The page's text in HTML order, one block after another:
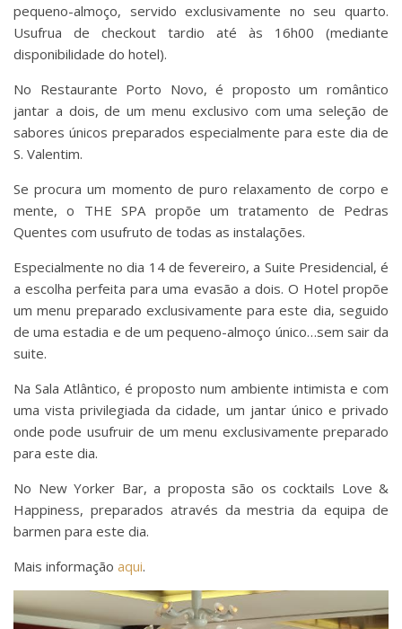
pequeno-almoço, servido exclusivamente no seu quarto.
Usufrua de checkout tardio até às 16h00 (mediante
disponibilidade do hotel).
No Restaurante Porto Novo, é proposto um romântico
jantar a dois, de um menu exclusivo com uma seleção de
sabores únicos preparados especialmente para este dia de
S. Valentim.
Se procura um momento de puro relaxamento de corpo e
mente, o THE SPA propõe um tratamento de Pedras
Quentes com usufruto de todas as instalações.
Especialmente no dia 14 de fevereiro, a Suite Presidencial, é
a escolha perfeita para uma evasão a dois. O Hotel propõe
um menu preparado exclusivamente para este dia, seguido
de uma estadia e de um pequeno-almoço único…sem sair da
suite.
Na Sala Atlântico, é proposto num ambiente intimista e com
uma vista privilegiada da cidade, um jantar único e privado
onde pode usufruir de um menu exclusivamente preparado
para este dia.
No New Yorker Bar, a proposta são os cocktails Love &
Happiness, preparados através da mestria da equipa de
barmen para este dia.
Mais informação aqui.